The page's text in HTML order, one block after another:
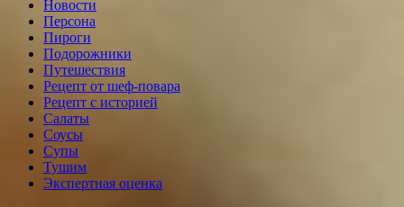
Новости
Персона
Пироги
Подорожники
Путешествия
Рецепт от шеф-повара
Рецепт с историей
Салаты
Соусы
Супы
Тушим
Экспертная оценка